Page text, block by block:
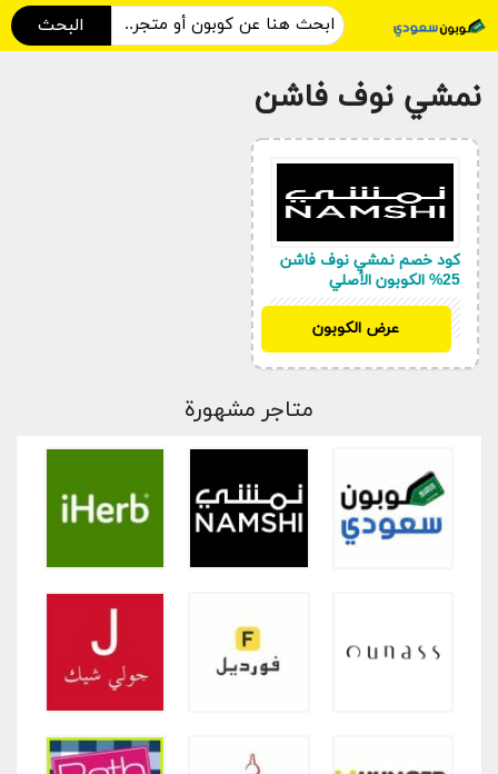
البحث
نمشي نوف فاشن
كود خصم نمشي نوف فاشن
25% الكوبون الأصلي
عرض الكوبون
متاجر مشهورة